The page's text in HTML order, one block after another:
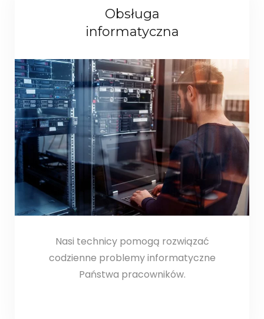
Obsługa
informatyczna
Nasi technicy pomogą rozwiązać
codzienne problemy informatyczne
Państwa pracowników.